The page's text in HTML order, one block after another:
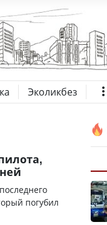
Эколикбез
погубил